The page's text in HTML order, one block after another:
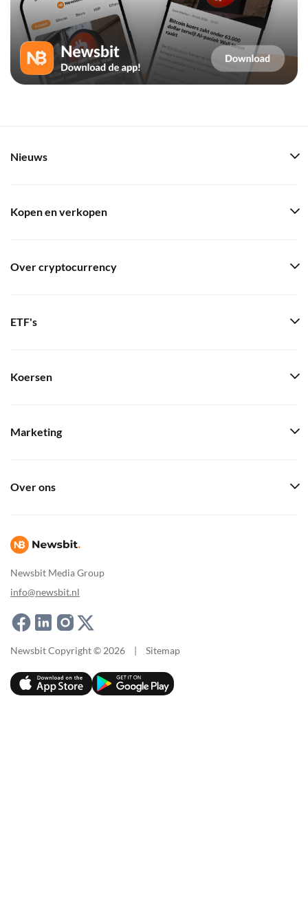
Newsbit Media Group
info@newsbit.nl
Nieuws
Kopen en verkopen
Over cryptocurrency
ETF's
Koersen
Marketing
Over ons
Newsbit Copyright © 2026 | Sitemap